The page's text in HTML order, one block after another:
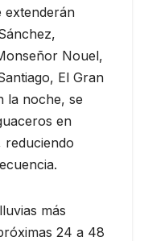
extenderán
Nouel,
El Gran
la noche, se
en
reduciendo
más
24 a 48